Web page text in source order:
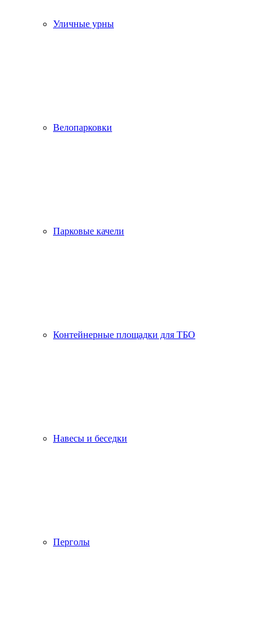
Уличные урны
Велопарковки
Парковые качели
Контейнерные площадки для ТБО
Навесы и беседки
Перголы